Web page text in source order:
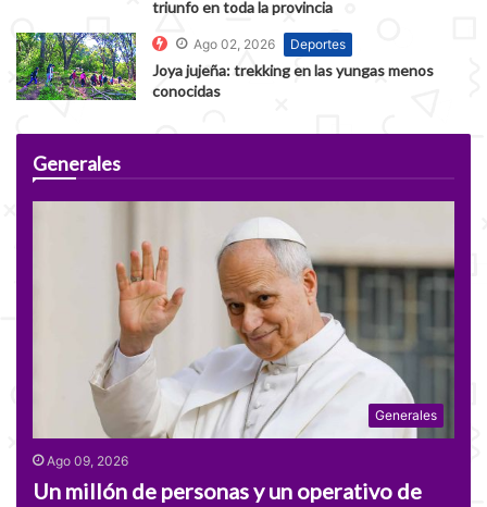
triunfo en toda la provincia
Ago 02, 2026 Deportes
Joya jujeña: trekking en las yungas menos
conocidas
Generales
Generales
Ago 09, 2026
Un millón de personas y un operativo de